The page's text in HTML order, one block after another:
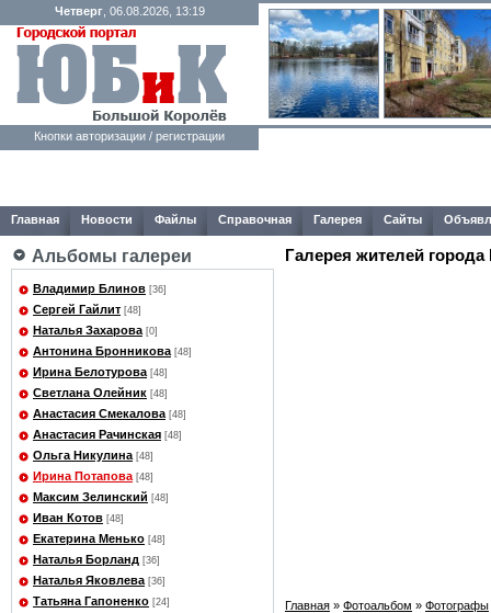
Четверг, 06.08.2026, 13:19
Кнопки авторизации / регистрации
Главная Новости Файлы Справочная Галерея Сайты
Альбомы галереи
Владимир Блинов [36]
Сергей Гайлит [48]
Наталья Захарова [0]
Антонина Бронникова [48]
Ирина Белотурова [48]
Светлана Олейник [48]
Анастасия Смекалова [48]
Анастасия Рачинская [48]
Ольга Никулина [48]
Ирина Потапова [48]
Максим Зелинский [48]
Иван Котов [48]
Екатерина Менько [48]
Наталья Борланд [36]
Наталья Яковлева [36]
Татьяна Гапоненко [24]
Галерея жителей города
Главная » Фотоальбом » Фотографы